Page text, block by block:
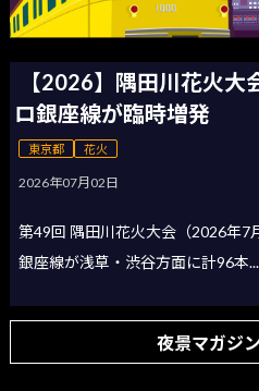
【2026】隅田川花火大
ロ銀座線が臨時増発
東京都 花火
2026年07月02日
第49回 隅田川花火大会（2026年7
銀座線が浅草・渋谷方面に計96本...
夜景マガジ